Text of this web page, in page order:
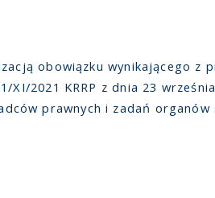
obowiązku wynikającego z
2021 KRRP z dnia 23
prawnych i zadań organów